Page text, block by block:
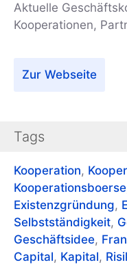
Aktuelle
Kooperationen,
Zur Webseite
Tags
Kooperation,
Kooperationsboerse
Existenzgründung,
Selbstständigkeit,
Geschäftsidee,
Capital, Kapital,